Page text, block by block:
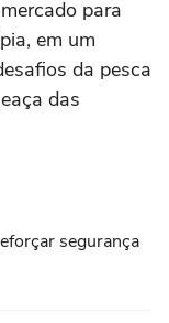
para
em um
da pesca
das
segurança